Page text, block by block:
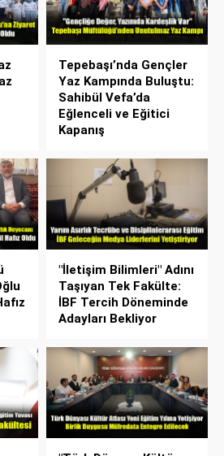
Tepebaşı’nda Gençler
Yaz Kampında Buluştu:
Sahibül Vefa’da
Eğlenceli ve Eğitici
Kapanış
"İletişim Bilimleri" Adını
Taşıyan Tek Fakülte:
İBF Tercih Döneminde
Adayları Bekliyor